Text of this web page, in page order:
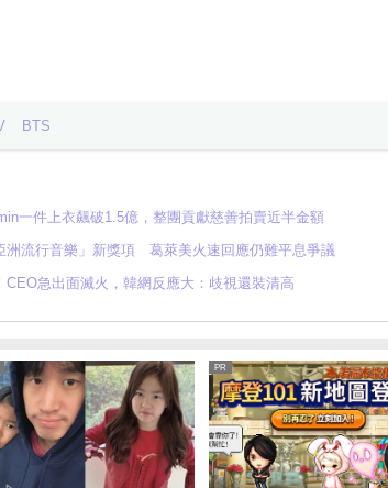
BTS
一件上衣飆破1.5億，整團貢獻慈善拍賣近半金額
洲流行音樂」新獎項 葛萊美火速回應仍難平息爭議
急出面滅火，韓網反應大：歧視還裝清高